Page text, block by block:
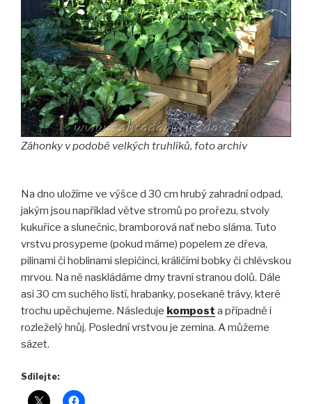
Záhonky v podobě velkých truhlíků, foto archiv
Na dno uložíme ve výšce d 30 cm hrubý zahradní odpad,
jakým jsou například větve stromů po prořezu, stvoly
kukuřice a slunečnic, bramborová nať nebo sláma. Tuto
vrstvu prosypeme (pokud máme) popelem ze dřeva,
pilinami či hoblinami slepičinci, králičími bobky či chlévskou
mrvou. Na ně naskládáme drny travní stranou dolů. Dále
asi 30 cm suchého listí, hrabanky, posekané trávy, které
trochu upěchujeme. Následuje kompost a případně i
rozleželý hnůj. Poslední vrstvou je zemina. A můžeme
sázet.
Sdílejte: